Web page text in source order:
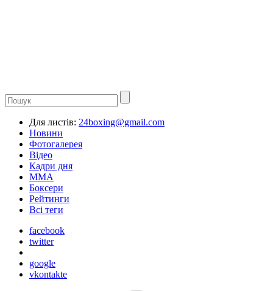
Для листів: 24boxing@gmail.com
Новини
Фотогалерея
Відео
Кадри дня
ММА
Боксери
Рейтинги
Всі теги
facebook
twitter
google
vkontakte